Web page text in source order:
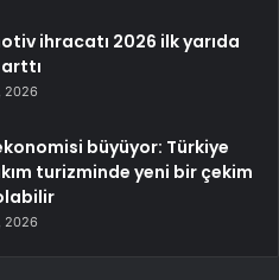
ihracatı 2026 ilk yarıda
2026
büyüyor: Türkiye
turizminde yeni bir çekim
2026